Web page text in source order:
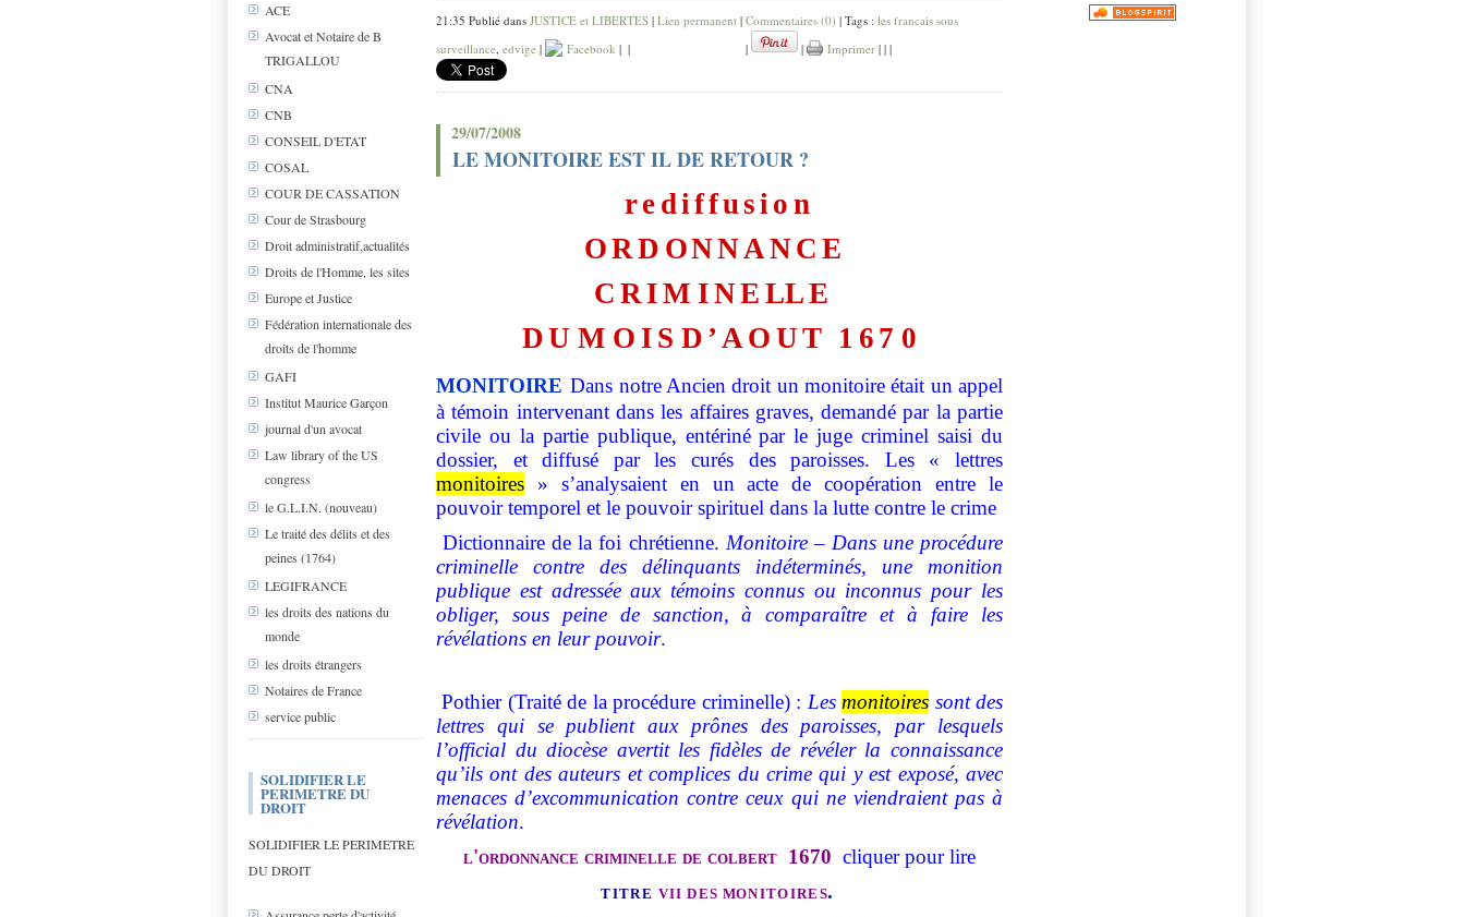
ACE
Avocat et Notaire de B
TRIGALLOU
CNA
CNB
CONSEIL D'ETAT
COSAL
COUR DE CASSATION
Cour de Strasbourg
Droit administratif,actualités
Droits de l'Homme, les sites
Europe et Justice
Fédération internationale des
droits de l'homme
GAFI
Institut Maurice Garçon
journal d'un avocat
Law library of the US
congress
le G.L.I.N. (nouveau)
Le traité des délits et des
peines (1764)
LEGIFRANCE
les droits des nations du
monde
les droits étrangers
Notaires de France
service public
SOLIDIFIER LE
PERIMETRE DU
DROIT
SOLIDIFIER LE PERIMETRE
DU DROIT
21:35 Publié dans JUSTICE et LIBERTES | Lien permanent | Commentaires (0) | Tags : les francais sous
surveillance, edvige | Facebook | | | | Imprimer | | |
29/07/2008
LE MONITOIRE EST IL DE RETOUR ?
rediffusion
ORD ONNANCE
CRIM INE LLE
DU M OI S D’AOUT 16 7 0
MONITOIRE Dans notre Ancien droit un monitoire était un appel
à témoin intervenant dans les affaires graves, demandé par la partie
civile ou la partie publique, entériné par le juge criminel saisi du
dossier, et diffusé par les curés des paroisses. Les « lettres
monitoires » s’analysaient en un acte de coopération entre le
pouvoir temporel et le pouvoir spirituel dans la lutte contre le crime
Dictionnaire de la foi chrétienne. Monitoire – Dans une procédure
criminelle contre des délinquants indéterminés, une monition
publique est adressée aux témoins connus ou inconnus pour les
obliger, sous peine de sanction, à comparaître et à faire les
révélations en leur pouvoir.
Pothier (Traité de la procédure criminelle) : Les monitoires sont des
lettres qui se publient aux prônes des paroisses, par lesquels
l’official du diocèse avertit les fidèles de révéler la connaissance
qu’ils ont des auteurs et complices du crime qui y est exposé, avec
menaces d’excommunication contre ceux qui ne viendraient pas à
révélation.
l'ordonnance criminelle de colbert 1670 cliquer pour lire
titre viides monitoires.